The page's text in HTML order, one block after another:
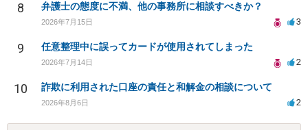
8 弁護士の態度に不満、他の事務所に相談すべきか？
2026年7月15日 3
9 任意整理中に誤ってカードが使用されてしまった
2026年7月14日 2
10 詐欺に利用された口座の責任と和解金の相談について
2026年8月6日 2